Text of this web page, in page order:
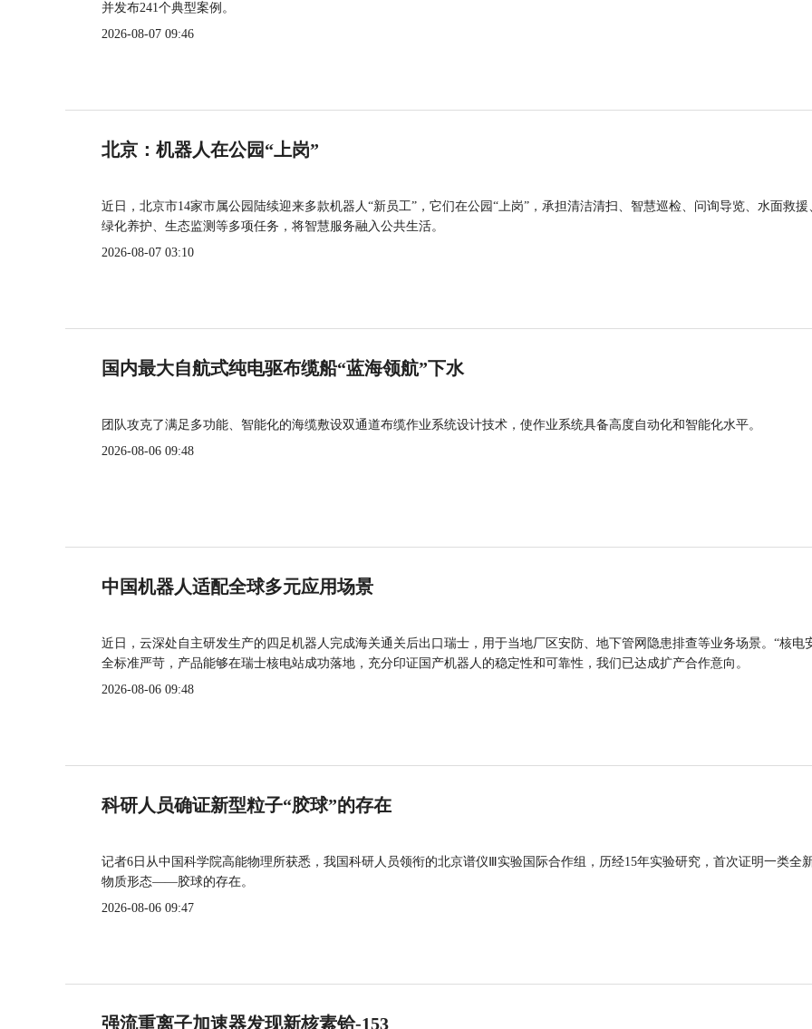
并发布241个典型案例。
2026-08-07 09:46
北京：机器人在公园“上岗”
近日，北京市14家市属公园陆续迎来多款机器人“新员工”，它们在公园“上岗”，承担清洁清扫、智慧巡检、问询导览、水面救援
绿化养护、生态监测等多项任务，将智慧服务融入公共生活。
2026-08-07 03:10
国内最大自航式纯电驱布缆船“蓝海领航”下水
团队攻克了满足多功能、智能化的海缆敷设双通道布缆作业系统设计技术，使作业系统具备高度自动化和智能化水平。
2026-08-06 09:48
中国机器人适配全球多元应用场景
近日，云深处自主研发生产的四足机器人完成海关通关后出口瑞士，用于当地厂区安防、地下管网隐患排查等业务场景。“核电
全标准严苛，产品能够在瑞士核电站成功落地，充分印证国产机器人的稳定性和可靠性，我们已达成扩产合作意向。
2026-08-06 09:48
科研人员确证新型粒子“胶球”的存在
记者6日从中国科学院高能物理所获悉，我国科研人员领衔的北京谱仪Ⅲ实验国际合作组，历经15年实验研究，首次证明一类全
物质形态——胶球的存在。
2026-08-06 09:47
强流重离子加速器发现新核素铪-153